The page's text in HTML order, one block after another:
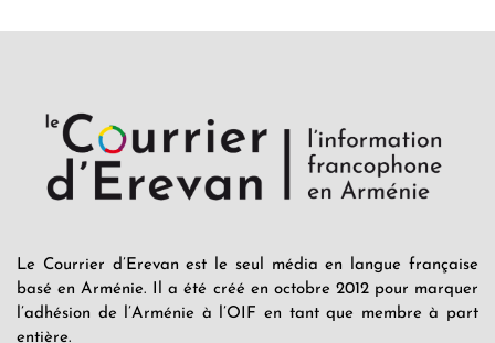
Le Courrier d’Erevan est le seul média en langue française
basé en Arménie. Il a été créé en octobre 2012 pour marquer
l’adhésion de l’Arménie à l’OIF en tant que membre à part
entière.